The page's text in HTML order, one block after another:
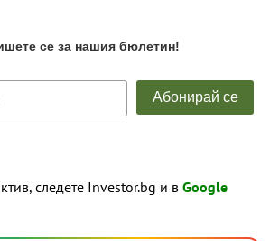
следете Investor.bg и в Google